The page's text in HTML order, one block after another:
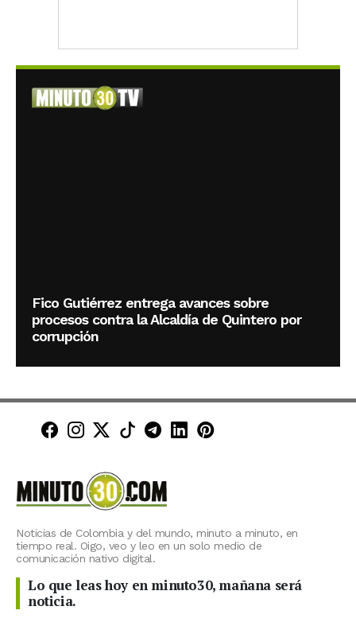
Fico Gutiérrez entrega avances sobre
procesos contra la Alcaldía de Quintero por
corrupción
Minuto30 en Facebook
Minuto30 en Instagram
Minuto30 en X (Twitter)
Minuto30 en TikTok
Canal de Minuto30 en
Minuto30 en LinkedIn
Minuto30 en
Noticias de Colombia y del mundo, minuto a minuto, en
tiempo real. Oigo, veo y leo en un solo medio de
comunicación nativo digital.
Lo que leas hoy en minuto30, mañana será
noticia.